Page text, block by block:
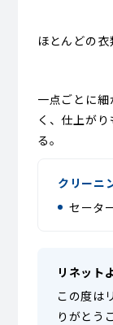
ほとんどの衣
一点ごとに
く、仕上が
る。
クリーニ
セータ
リネット
この度は
りがとう